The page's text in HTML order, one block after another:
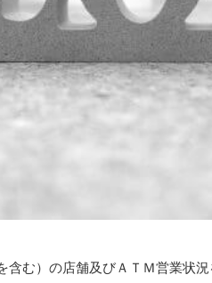
む）の店舗及びＡＴＭ営業状況